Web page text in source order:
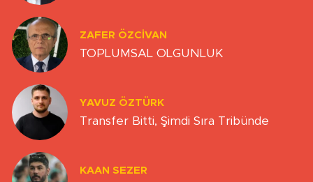
ZAFER ÖZCIVAN
TOPLUMSAL OLGUNLUK
YAVUZ ÖZTÜRK
Transfer Bitti, Şimdi Sıra Tribünde
KAAN SEZER